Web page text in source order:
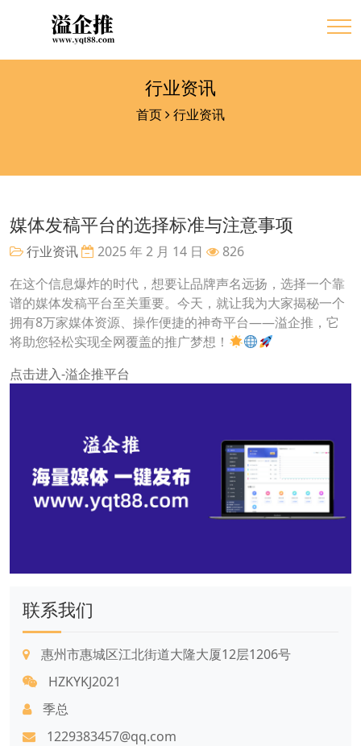
行业资讯
首页 行业资讯
媒体发稿平台的选择标准与注意事项
行业资讯 2025 年 2 月 14 日
826
在这个信息爆炸的时代，想要让品牌声名远扬，选择一个靠
谱的媒体发稿平台至关重要。今天，就让我为大家揭秘一个
拥有8万家媒体资源、操作便捷的神奇平台——溢企推，它
将助您轻松实现全网覆盖的推广梦想！
点击进入-溢企推平台
联系我们
惠州市惠城区江北街道大隆大厦12层1206号
HZKYKJ2021
季总
1229383457@qq.com